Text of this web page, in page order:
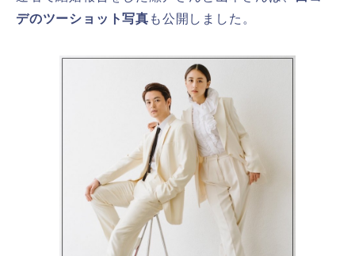
デのツーショット写真 も公開しました。